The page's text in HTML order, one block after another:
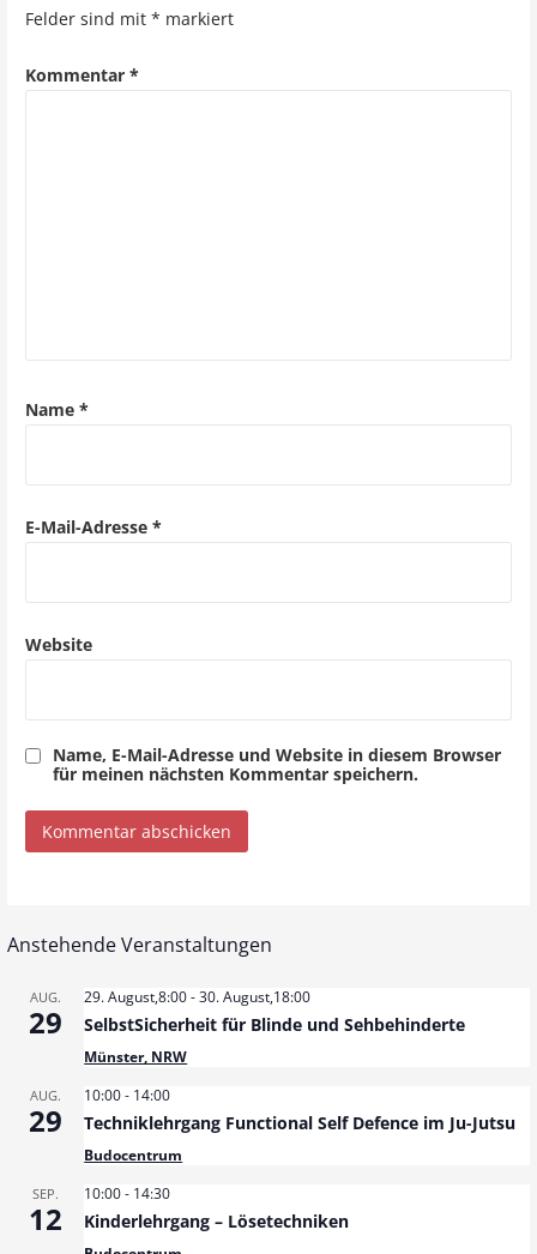
a
a
o
Felder sind mit * markiert
Kommentar *
Name *
E-Mail-Adresse *
Website
Name, E-Mail-Adresse und Website in diesem Browser
für meinen nächsten Kommentar speichern.
Anstehende Veranstaltungen
AUG.
29
29. August,8:00-30. August,18:00
SelbstSicherheit für Blinde und Sehbehinderte
Münster, NRW
AUG.
29
10:00- 14:00
Techniklehrgang Functional Self Defence im Ju-Jutsu
Budocentrum
SEP.
12
10:00- 14:30
Kinderlehrgang – Lösetechniken